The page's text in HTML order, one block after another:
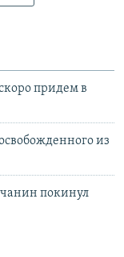
придем в
из
покинул